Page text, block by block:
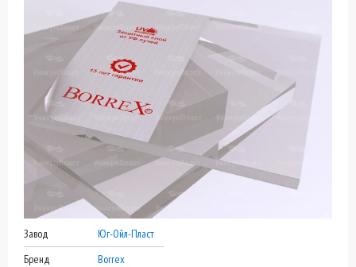
Завод
Юг-Ойл-Пласт
Бренд
Borrex